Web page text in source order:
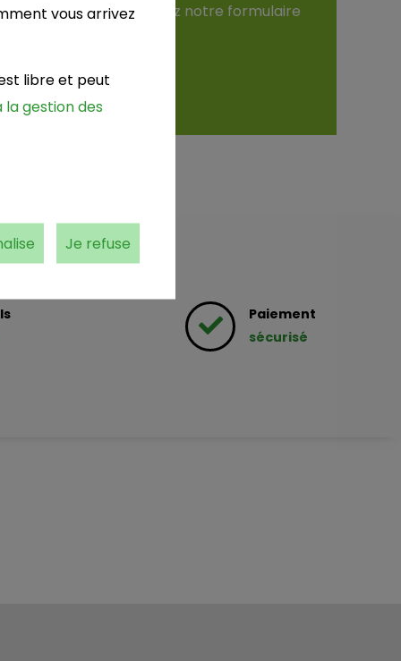
n'hésitez plus et utilisez notre formulaire
Contactez nous
Paiement
sécurisé
vous arrivez
libre et peut
gestion des
Je refuse